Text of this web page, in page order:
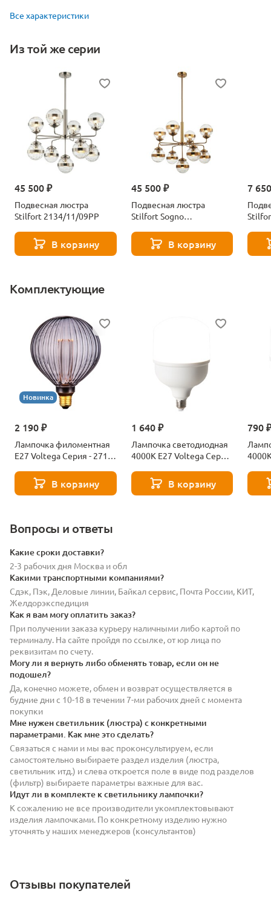
Все характеристики
Из той же серии
45 500 ₽
Подвесная люстра
Stilfort 2134/11/09PP
В корзину
45 500 ₽
Подвесная люстра
Stilfort Sogno
В корзину
7
Комплектующие
Новинка
2 190 ₽
Лампочка филоментная
Е27 Voltega Серия - 271
В корзину
1 640 ₽
Лампочка светодиодная
4000К Е27 Voltega Серия
В корзину
790
Вопросы и ответы
Какие сроки доставки?
2-3 рабочих дня Москва и обл
Какими транспортными компаниями?
Сдэк, Пэк, Деловые линии, Байкал сервис, Почта России, КИТ,
Желдорэкспедиция
Как я вам могу оплатить заказ?
При получении заказа курьеру наличными либо картой по
терминалу. На сайте пройдя по ссылке, от юр лица по
реквизитам по счету.
Могу ли я вернуть либо обменять товар, если он не
подошел?
Да, конечно можете, обмен и возврат осуществляется в
будние дни с 10-18 в течении 7-ми рабочих дней с момента
покупки
Мне нужен светильник (люстра) с конкретными
параметрами. Как мне это сделать?
Связаться с нами и мы вас проконсультируем, если
самостоятельно выбираете раздел изделия (люстра,
светильник итд.) и слева откроется поле в виде под разделов
(фильтр) выбираете параметры важные для вас.
Идут ли в комплекте к светильнику лампочки?
К сожалению не все производители укомплектовывают
изделия лампочками. По конкретному изделию нужно
уточнять у наших менеджеров (консультантов)
Отзывы покупателей